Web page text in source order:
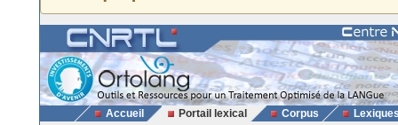
Accueil Portail lexical Corpus